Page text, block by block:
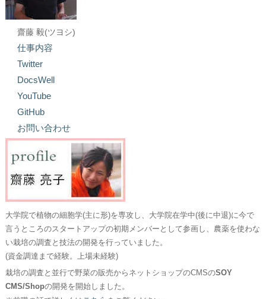
齋藤 毅(ツヨシ)
仕事内容
Twitter
DocsWell
YouTube
GitHub
お問い合わせ
大学院で植物の細胞学(主に形)を専攻し、大学院在学中(後に中退)に今で
言うところのスタートアップの初期メンバーとして参画し、農薬を使わな
い栽培の調査と技法の開発を行っていました。
(資金調達まで経験。上場未経験)
栽培の調査と並行で野菜の販売からネットショップのCMSのSOY
CMS/Shopの開発を開始しました。